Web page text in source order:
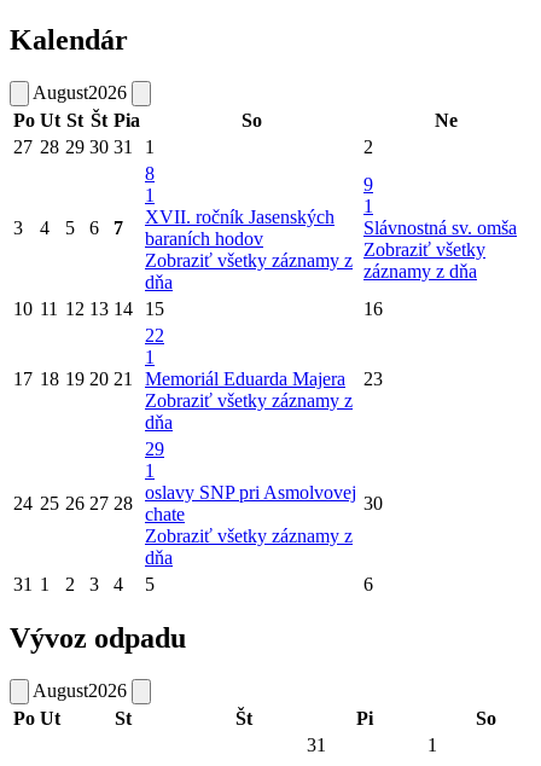
Kalendár
August2026
Po Ut St Št Pia So
Ne
27 28 29 30 31 1 2
3 4 5 6 7
8
1
XVII. ročník Jasenských
baraních hodov
Zobraziť všetky záznamy z
dňa
9
1
Slávnostná sv. omša
Zobraziť všetky
záznamy z dňa
10 11 12 13 14 15 16
17 18 19 20 21
22
1
Memoriál Eduarda Majera
Zobraziť všetky záznamy z
dňa
23
24 25 26 27 28
29
1
oslavy SNP pri Asmolvovej
chate
Zobraziť všetky záznamy z
dňa
30
31 1 2 3 4 5 6
Vývoz odpadu
August2026
Po Ut St Št Pi So
31
1